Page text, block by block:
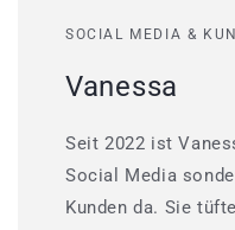
SOCIAL MEDIA &
Vanessa
Seit 2022 ist
Social Media
Kunden da. Sie